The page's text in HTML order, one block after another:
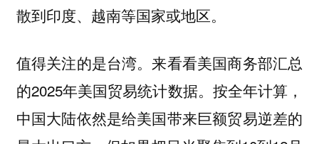
散到印度、越南等国家或地区。
值得关注的是台湾。来看看美国商务部汇总
的2025年美国贸易统计数据。按全年计算，
中国大陆依然是给美国带来巨额贸易逆差的